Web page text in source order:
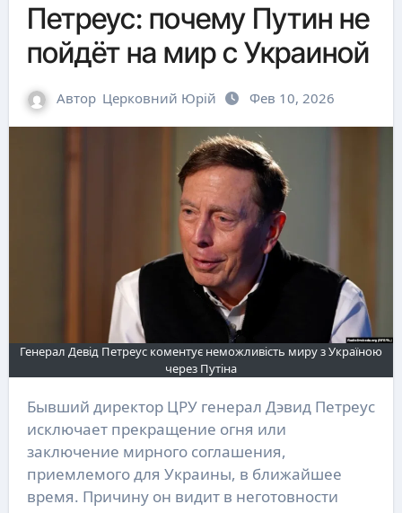
Петреус: почему Путин не
пойдёт на мир с Украиной
Автор Церковний Юрій Фев 10, 2026
Генерал Девід Петреус коментує неможливість миру з Україною
через Путіна
Бывший директор ЦРУ генерал Дэвид Петреус
исключает прекращение огня или
заключение мирного соглашения,
приемлемого для Украины, в ближайшее
время. Причину он видит в неготовности